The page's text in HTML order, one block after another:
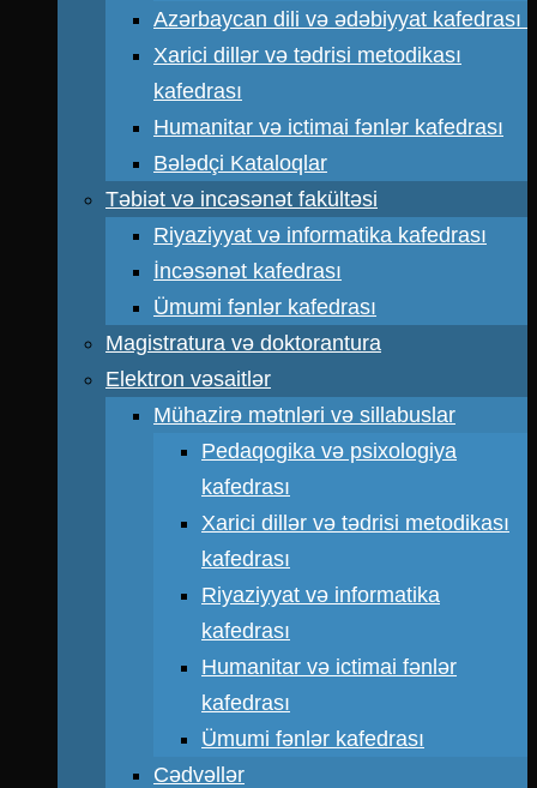
Azərbaycan dili və ədəbiyyat kafedrası
Xarici dillər və tədrisi metodikası
kafedrası
Humanitar və ictimai fənlər kafedrası
Bələdçi Kataloqlar
Təbiət və incəsənət fakültəsi
Riyaziyyat və informatika kafedrası
İncəsənət kafedrası
Ümumi fənlər kafedrası
Magistratura və doktorantura
Elektron vəsaitlər
Mühazirə mətnləri və sillabuslar
Pedaqogika və psixologiya
kafedrası
Xarici dillər və tədrisi metodikası
kafedrası
Riyaziyyat və informatika
kafedrası
Humanitar və ictimai fənlər
kafedrası
Ümumi fənlər kafedrası
Cədvəllər